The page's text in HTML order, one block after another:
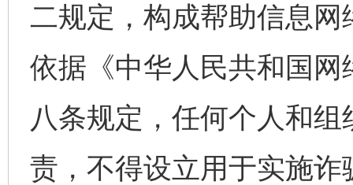
二规定，构成帮助信息网
依据《中华人民共和国
八条规定，任何个人和
责，不得设立用于实施